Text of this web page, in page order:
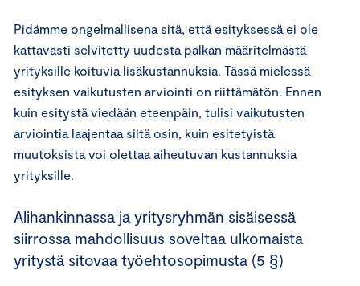
Pidämme ongelmallisena sitä, että esityksessä ei ole
kattavasti selvitetty uudesta palkan määritelmästä
yrityksille koituvia lisäkustannuksia. Tässä mielessä
esityksen vaikutusten arviointi on riittämätön. Ennen
kuin esitystä viedään eteenpäin, tulisi vaikutusten
arviointia laajentaa siltä osin, kuin esitetyistä
muutoksista voi olettaa aiheutuvan kustannuksia
yrityksille.
Alihankinnassa ja yritysryhmän sisäisessä
siirrossa mahdollisuus soveltaa ulkomaista
yritystä sitovaa työehtosopimusta (5 §)